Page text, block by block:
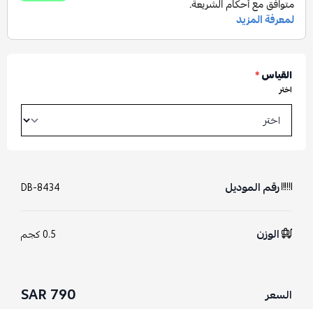
القياس*
اختر
رقم الموديل DB-8434
الوزن 0.5 كجم
السعر 790 SAR